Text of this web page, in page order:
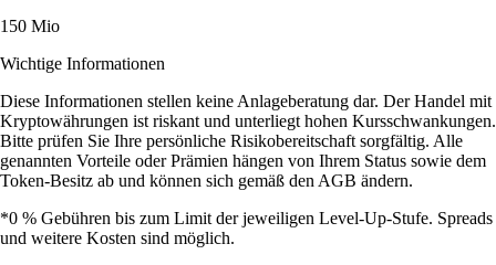
150 Mio
Wichtige Informationen
Diese Informationen stellen keine Anlageberatung dar. Der Handel mit
Kryptowährungen ist riskant und unterliegt hohen Kursschwankungen.
Bitte prüfen Sie Ihre persönliche Risikobereitschaft sorgfältig. Alle
genannten Vorteile oder Prämien hängen von Ihrem Status sowie dem
Token-Besitz ab und können sich gemäß den AGB ändern.
*0 % Gebühren bis zum Limit der jeweiligen Level-Up-Stufe. Spreads
und weitere Kosten sind möglich.